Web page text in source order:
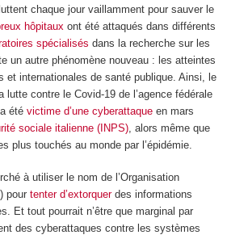
chaque jour vaillamment pour sauver le
hôpitaux ont été attaqués dans différents
spécialisés dans la recherche sur les
un autre phénomène nouveau : les atteintes
et internationales de santé publique. Ainsi, le
lutte contre le Covid-19 de l’agence fédérale
été victime d’une cyberattaqueen mars
sociale italienne (INPS), alors même que
plus touchés au monde par l’épidémie.
à utiliser le nom de l’Organisation
pour tenter d’extorquerdes informations
Et tout pourrait n’être que marginal par
des cyberattaques contre les systèmes